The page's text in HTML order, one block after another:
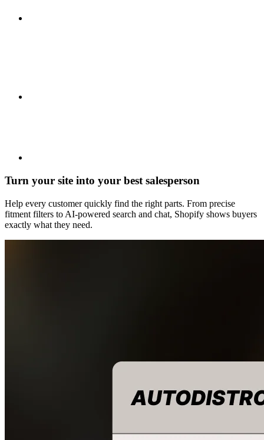
Turn your site into your best salesperson
Help every customer quickly find the right parts. From precise
fitment filters to AI-powered search and chat, Shopify shows buyers
exactly what they need.